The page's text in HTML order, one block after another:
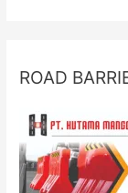
ROAD